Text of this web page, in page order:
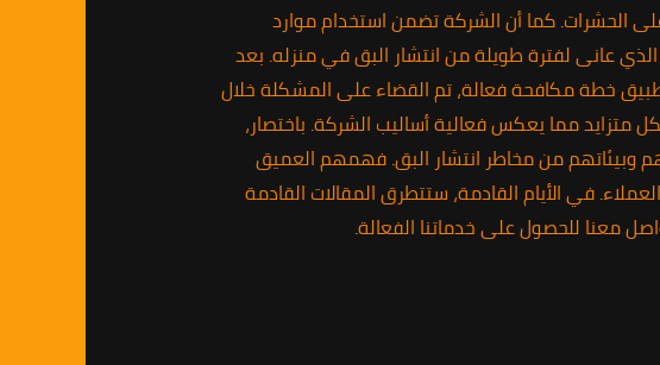
الحشرات. كما أن الشركة تضمن استخدام موارد
عانى لفترة طويلة من انتشار البق في منزله. بعد
خطة مكافحة فعالة، تم القضاء على المشكلة خلال
متزايد مما يعكس فعالية أساليب الشركة. باختصار،
وبيئاتهم من مخاطر انتشار البق. فهمهم العميق
في الأيام القادمة، ستتطرق المقالات القادمة
معنا للحصول على خدماتنا الفعالة.